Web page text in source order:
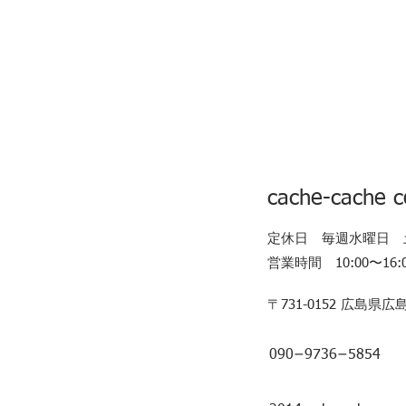
cache-cache
定休日 毎週水曜日
営業時間 10:00〜
〒731-0152 広島県広
090−9736−5854